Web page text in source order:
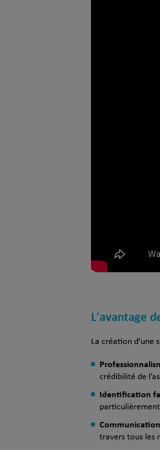
L'avantage
La création d’une
crédibilité de
Identification
travers tous les